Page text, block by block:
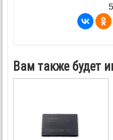
Вам также будет